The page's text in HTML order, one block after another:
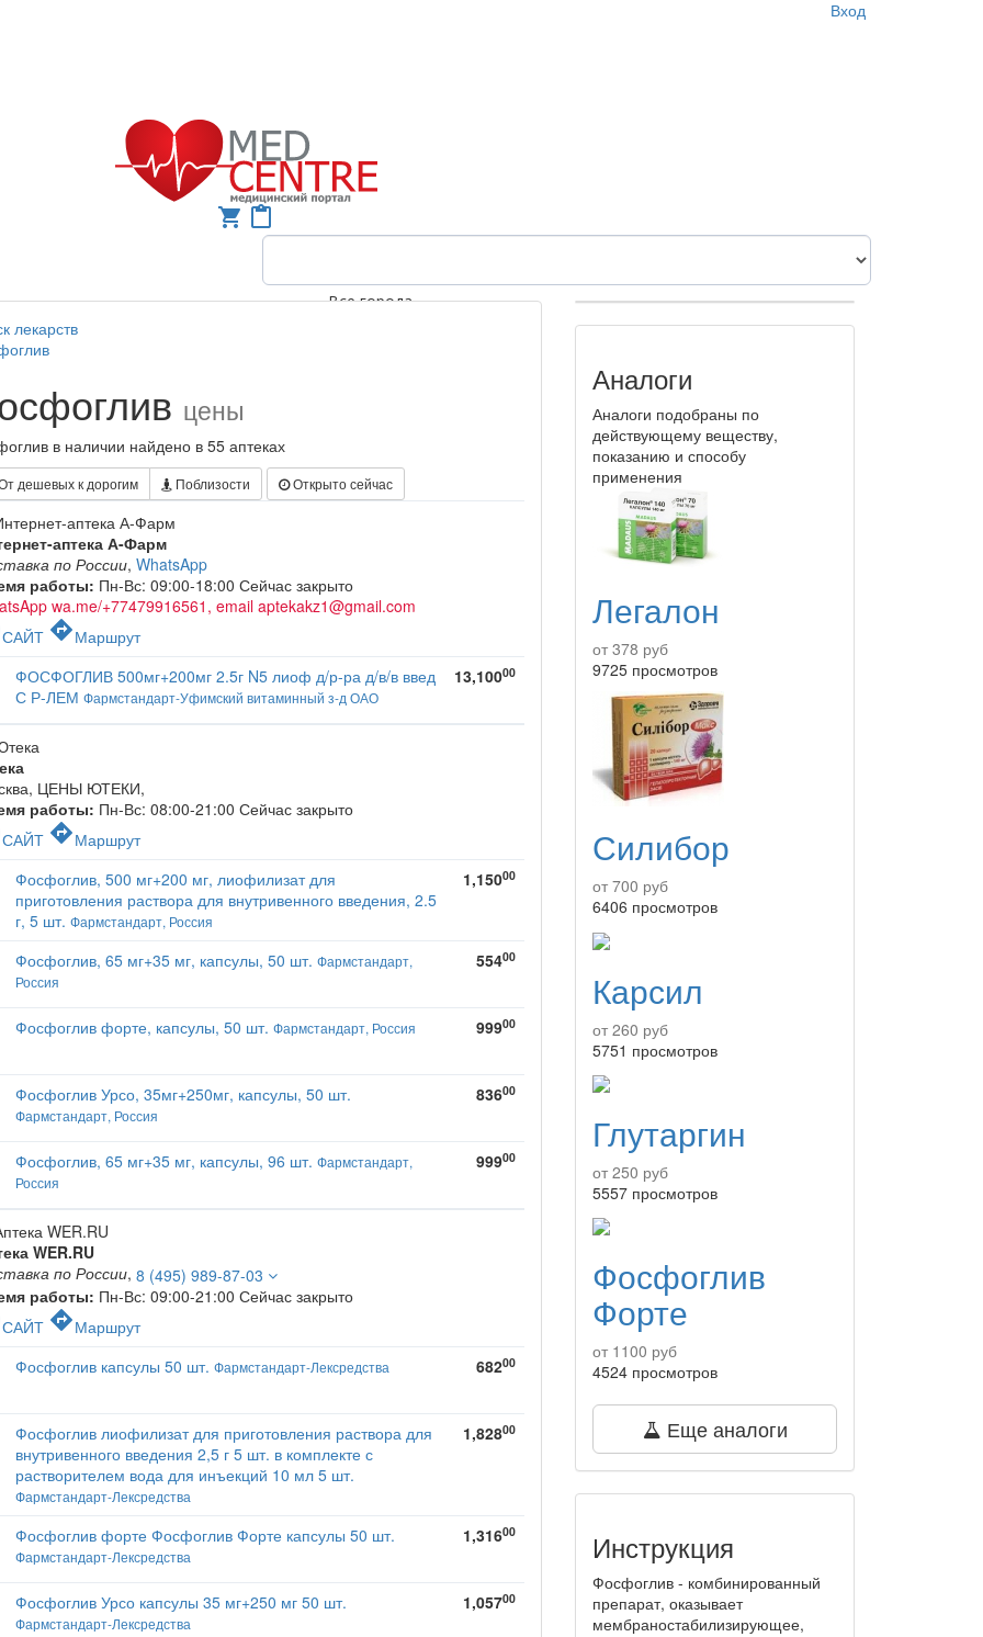
Вход
shopping_cart content_paste
Все города
лекарств
цены
в наличии найдено в 55 аптеках
дешевых к дорогим Поблизости Открыто сейчас
аптека А-Фарм
по России, WhatsApp
работы: Пн-Вс: 09:00-18:00 Сейчас закрыто
wa.me/+77479916561, email aptekakz1@gmail.com
САЙТ directionsМаршрут
ФОСФОГЛИВ 500мг+200мг 2.5г N5 лиоф д/р-ра д/в/в введ
С Р-ЛЕМ Фармстандарт-Уфимский витаминный з-д ОАО
13,10000
ЦЕНЫ ЮТЕКИ,
работы: Пн-Вс: 08:00-21:00 Сейчас закрыто
САЙТ directionsМаршрут
Фосфоглив, 500 мг+200 мг, лиофилизат для
приготовления раствора для внутривенного введения, 2.5
г, 5 шт. Фармстандарт, Россия
1,15000
Фосфоглив, 65 мг+35 мг, капсулы, 50 шт. Фармстандарт,
Россия
55400
Фосфоглив форте, капсулы, 50 шт. Фармстандарт, Россия 99900
Фосфоглив Урсо, 35мг+250мг, капсулы, 50 шт.
Фармстандарт, Россия
83600
Фосфоглив, 65 мг+35 мг, капсулы, 96 шт. Фармстандарт,
Россия
99900
WER.RU
по России, 8 (495) 989-87-03
работы: Пн-Вс: 09:00-21:00 Сейчас закрыто
САЙТ directionsМаршрут
Фосфоглив капсулы 50 шт. Фармстандарт-Лексредства 68200
Фосфоглив лиофилизат для приготовления раствора для
внутривенного введения 2,5 г 5 шт. в комплекте с
растворителем вода для инъекций 10 мл 5 шт.
Фармстандарт-Лексредства
1,82800
Фосфоглив форте Фосфоглив Форте капсулы 50 шт.
Фармстандарт-Лексредства
1,31600
Фосфоглив Урсо капсулы 35 мг+250 мг 50 шт.
Фармстандарт-Лексредства
1,05700
Аналоги
Аналоги подобраны по
действующему веществу,
показанию и способу
применения
Легалон
от 378 руб
9725 просмотров
Силибор
от 700 руб
6406 просмотров
Карсил
от 260 руб
5751 просмотров
Глутаргин
от 250 руб
5557 просмотров
Фосфоглив
Форте
от 1100 руб
4524 просмотров
Еще аналоги
Инструкция
Фосфоглив - комбинированный
препарат, оказывает
мембраностабилизирующее,